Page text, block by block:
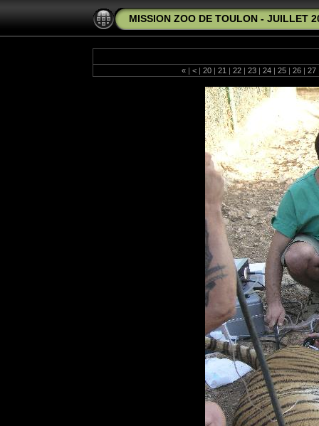
MISSION ZOO DE TOULON - JUILLET
« | < | 20 | 21 | 22 | 23 | 24 | 25 | 26 | 27